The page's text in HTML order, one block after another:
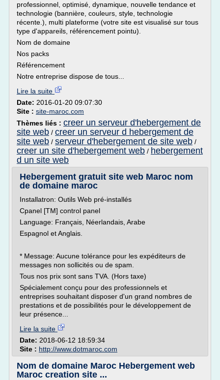
professionnel, optimisé, dynamique, nouvelle tendance et
technologie (bannière, couleurs, style, technologie
récente.), multi plateforme (votre site est visualisé sur tous
type d'appareils, référencement pointu).
Nom de domaine
Nos packs
Référencement
Notre entreprise dispose de tous...
Lire la suite
Date: 2016-01-20 09:07:30
Site : site-maroc.com
Thèmes liés : creer un serveur d'hebergement de
site web / creer un serveur d hebergement de
site web / serveur d'hebergement de site web /
creer un site d'hebergement web / hebergement
d un site web
Hebergement gratuit site web Maroc nom
de domaine maroc
Installatron: Outils Web pré-installés
Cpanel [TM] control panel
Language: Français, Néerlandais, Arabe
Espagnol et Anglais.
* Message: Aucune tolérance pour les expéditeurs de
messages non sollicités ou de spam.
Tous nos prix sont sans TVA. (Hors taxe)
Spécialement conçu pour des professionnels et
entreprises souhaitant disposer d'un grand nombres de
prestations et de possibilités pour le développement de
leur présence...
Lire la suite
Date: 2018-06-12 18:59:34
Site : http://www.dotmaroc.com
Nom de domaine Maroc Hebergement web
Maroc creation site ...